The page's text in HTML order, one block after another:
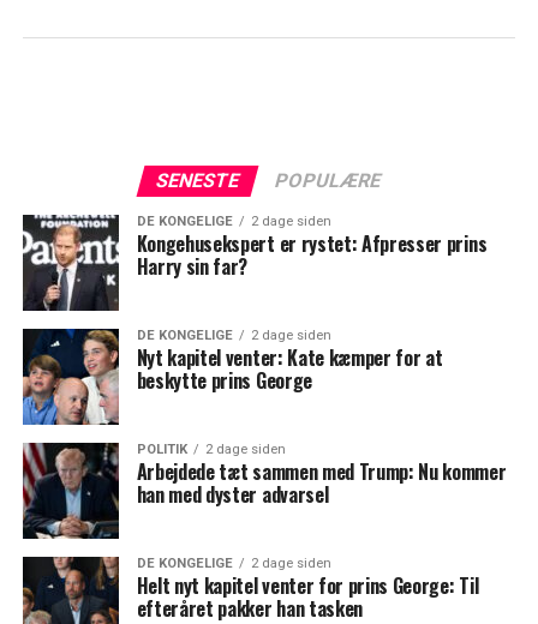
SENESTE POPULÆRE
DE KONGELIGE 2 dage siden
Kongehusekspert er rystet: Afpresser prins
Harry sin far?
DE KONGELIGE 2 dage siden
Nyt kapitel venter: Kate kæmper for at
beskytte prins George
POLITIK 2 dage siden
Arbejdede tæt sammen med Trump: Nu kommer
han med dyster advarsel
DE KONGELIGE 2 dage siden
Helt nyt kapitel venter for prins George: Til
efteråret pakker han tasken